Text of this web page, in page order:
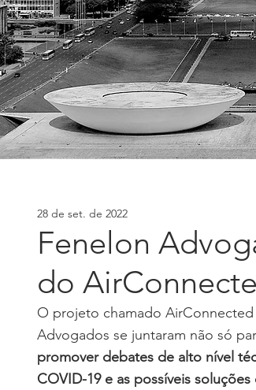
Fenelon
do
28 de set. de 2022
O projeto chamado
Advogados se juntaram não só
promover debates de alto nível
COVID-19 e as possíveis